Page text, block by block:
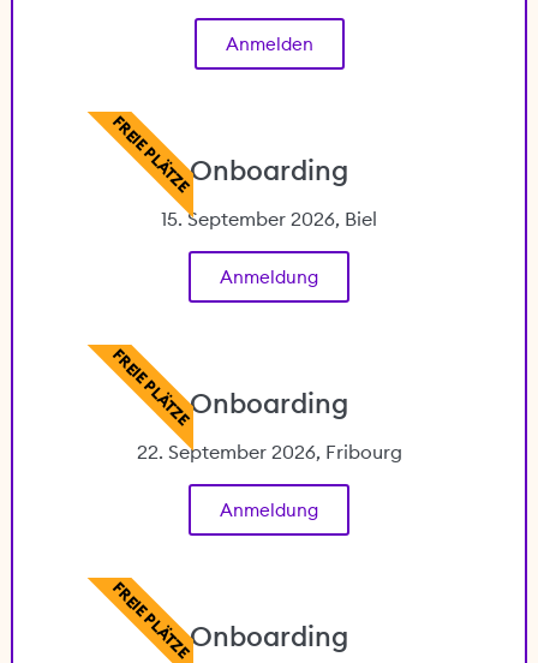
Anmelden
Onboarding
15. September 2026, Biel
Anmeldung
FREIE PLÄTZE
Onboarding
22. September 2026, Fribourg
Anmeldung
FREIE PLÄTZE
Onboarding
FREIE PLÄTZE